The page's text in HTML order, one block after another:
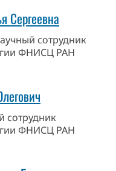
Сергеевна
сотрудник
ФНИСЦ РАН
сотрудник
ФНИСЦ РАН